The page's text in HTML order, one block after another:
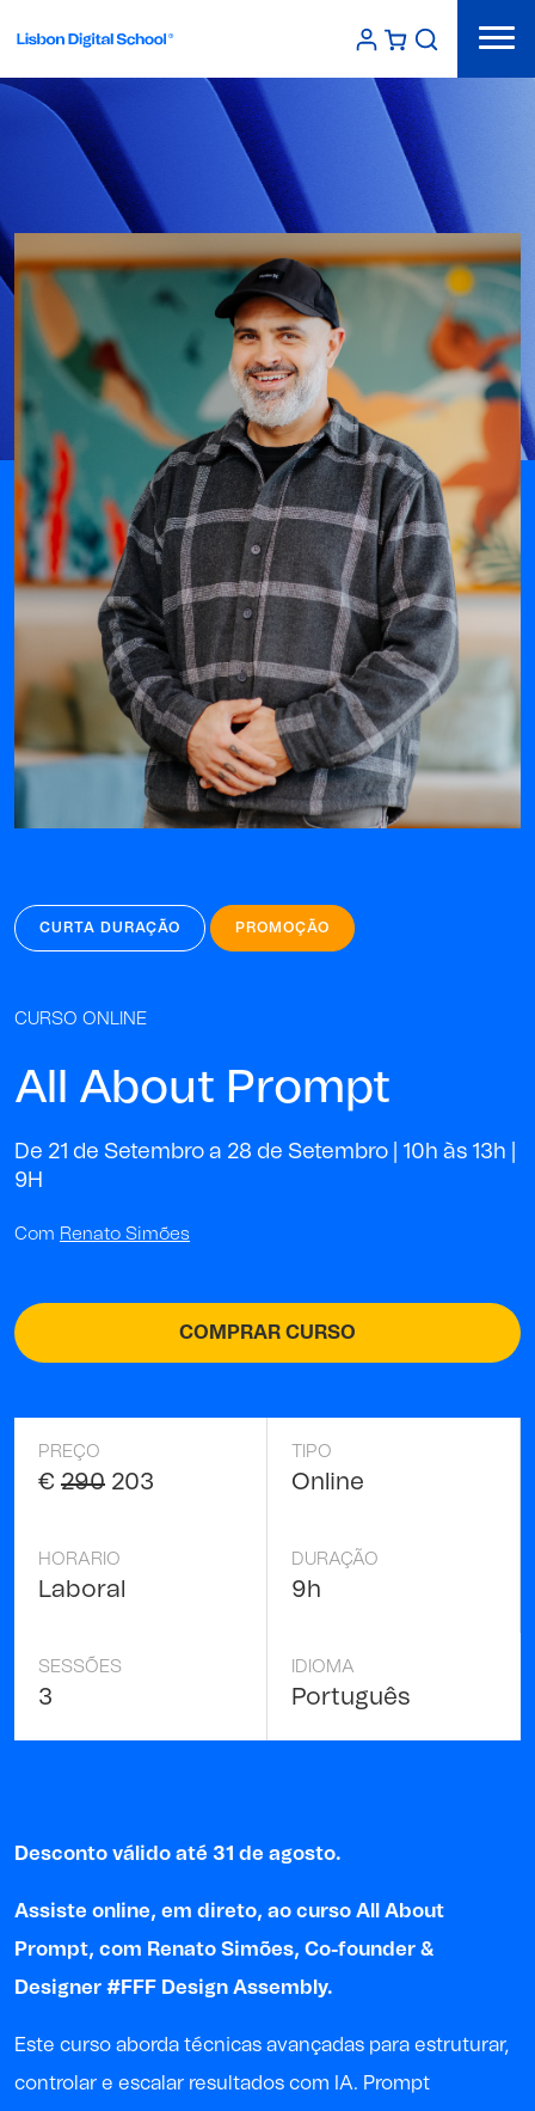
CURTA DURAÇÃO PROMOÇÃO
CURSO ONLINE
All About Prompt
De 21 de Setembro a 28 de Setembro | 10h às 13h |
9H
Com Renato Simões
COMPRAR CURSO
PREÇO
€ 290 203
TIPO
Online
HORARIO
Laboral
DURAÇÃO
9h
SESSÕES
3
IDIOMA
Português
Desconto válido até 31 de agosto.
Assiste online, em direto, ao curso All About
Prompt, com Renato Simões, Co-founder &
Designer #FFF Design Assembly.
Este curso aborda técnicas avançadas para estruturar,
controlar e escalar resultados com IA. Prompt